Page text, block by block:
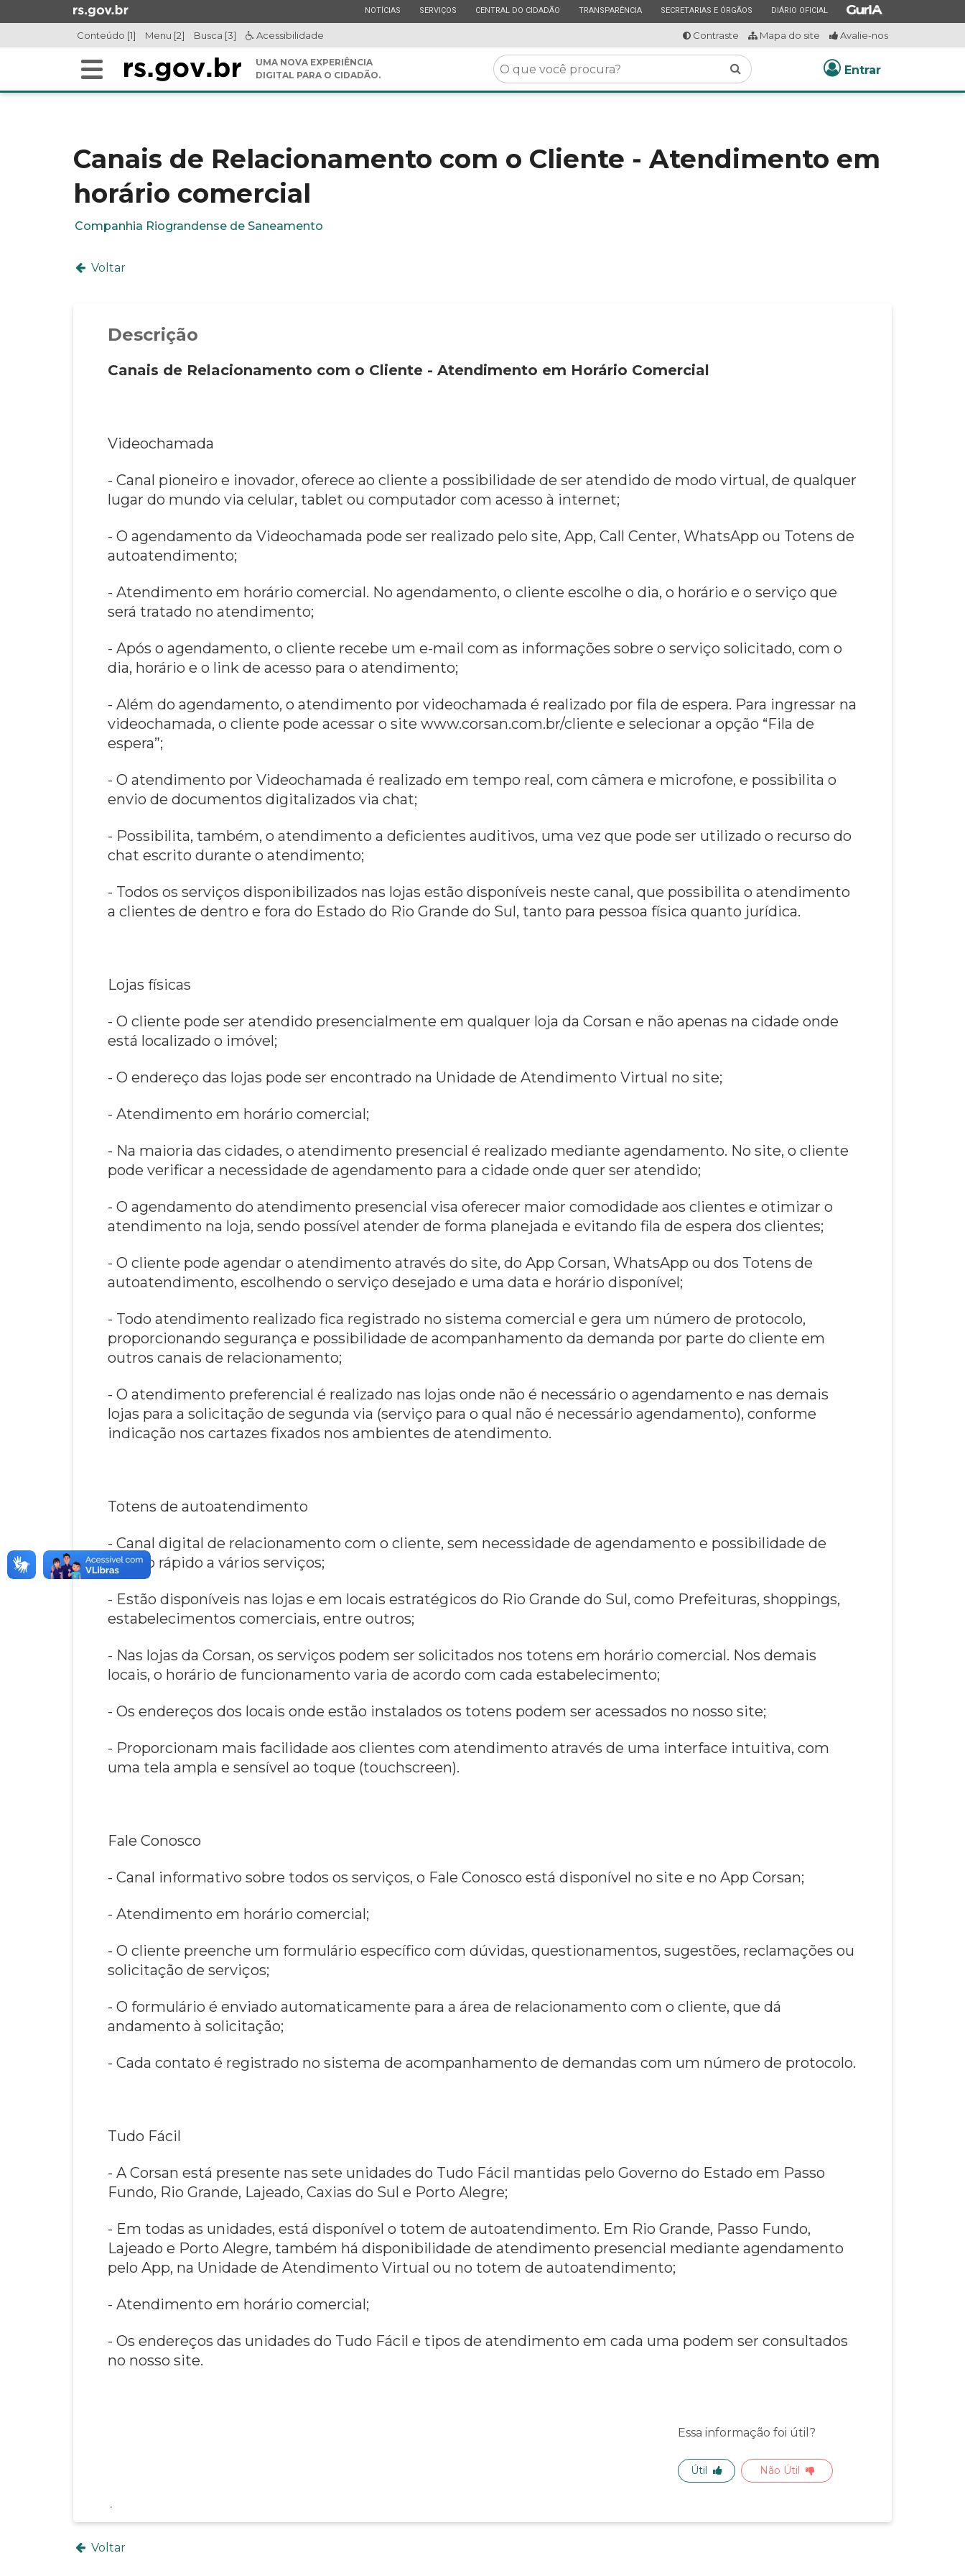
para
para
ESTADO
NOTÍCIAS ESTADO
SERVIÇOS ESTADO
CENTRAL DO CIDADÃO ESTADO
TRANSPARÊNCIA ESTADO
SECRETARIAS E ÓRGÃOS ESTADO
DIÁRIO OFICIAL ESTADO
Conteúdo [1] Menu [2] Busca [3] Acessibilidade Contraste Mapa do site Avalie-nos
Alterna
UMA NOVA EXPERIÊNCIA
DIGITAL PARA O CIDADÃO.
O
que
você
Buscar Entrar
Canais de Relacionamento com o Cliente - Atendimento em
horário comercial
Companhia Riograndense de Saneamento
Voltar
Descrição
Canais de Relacionamento com o Cliente - Atendimento em Horário Comercial
Videochamada
- Canal pioneiro e inovador, oferece ao cliente a possibilidade de ser atendido de modo virtual, de qualquer
lugar do mundo via celular, tablet ou computador com acesso à internet;
- O agendamento da Videochamada pode ser realizado pelo site, App, Call Center, WhatsApp ou Totens de
autoatendimento;
- Atendimento em horário comercial. No agendamento, o cliente escolhe o dia, o horário e o serviço que
será tratado no atendimento;
- Após o agendamento, o cliente recebe um e-mail com as informações sobre o serviço solicitado, com o
dia, horário e o link de acesso para o atendimento;
- Além do agendamento, o atendimento por videochamada é realizado por fila de espera. Para ingressar na
videochamada, o cliente pode acessar o site www.corsan.com.br/cliente e selecionar a opção “Fila de
espera”;
- O atendimento por Videochamada é realizado em tempo real, com câmera e microfone, e possibilita o
envio de documentos digitalizados via chat;
- Possibilita, também, o atendimento a deficientes auditivos, uma vez que pode ser utilizado o recurso do
chat escrito durante o atendimento;
- Todos os serviços disponibilizados nas lojas estão disponíveis neste canal, que possibilita o atendimento
a clientes de dentro e fora do Estado do Rio Grande do Sul, tanto para pessoa física quanto jurídica.
Lojas físicas
- O cliente pode ser atendido presencialmente em qualquer loja da Corsan e não apenas na cidade onde
está localizado o imóvel;
- O endereço das lojas pode ser encontrado na Unidade de Atendimento Virtual no site;
- Atendimento em horário comercial;
- Na maioria das cidades, o atendimento presencial é realizado mediante agendamento. No site, o cliente
pode verificar a necessidade de agendamento para a cidade onde quer ser atendido;
- O agendamento do atendimento presencial visa oferecer maior comodidade aos clientes e otimizar o
atendimento na loja, sendo possível atender de forma planejada e evitando fila de espera dos clientes;
- O cliente pode agendar o atendimento através do site, do App Corsan, WhatsApp ou dos Totens de
autoatendimento, escolhendo o serviço desejado e uma data e horário disponível;
- Todo atendimento realizado fica registrado no sistema comercial e gera um número de protocolo,
proporcionando segurança e possibilidade de acompanhamento da demanda por parte do cliente em
outros canais de relacionamento;
- O atendimento preferencial é realizado nas lojas onde não é necessário o agendamento e nas demais
lojas para a solicitação de segunda via (serviço para o qual não é necessário agendamento), conforme
indicação nos cartazes fixados nos ambientes de atendimento.
Totens de autoatendimento
- Canal digital de relacionamento com o cliente, sem necessidade de agendamento e possibilidade de
acesso rápido a vários serviços;
- Estão disponíveis nas lojas e em locais estratégicos do Rio Grande do Sul, como Prefeituras, shoppings,
estabelecimentos comerciais, entre outros;
- Nas lojas da Corsan, os serviços podem ser solicitados nos totens em horário comercial. Nos demais
locais, o horário de funcionamento varia de acordo com cada estabelecimento;
- Os endereços dos locais onde estão instalados os totens podem ser acessados no nosso site;
- Proporcionam mais facilidade aos clientes com atendimento através de uma interface intuitiva, com
uma tela ampla e sensível ao toque (touchscreen).
Fale Conosco
- Canal informativo sobre todos os serviços, o Fale Conosco está disponível no site e no App Corsan;
- Atendimento em horário comercial;
- O cliente preenche um formulário específico com dúvidas, questionamentos, sugestões, reclamações ou
solicitação de serviços;
- O formulário é enviado automaticamente para a área de relacionamento com o cliente, que dá
andamento à solicitação;
- Cada contato é registrado no sistema de acompanhamento de demandas com um número de protocolo.
Tudo Fácil
- A Corsan está presente nas sete unidades do Tudo Fácil mantidas pelo Governo do Estado em Passo
Fundo, Rio Grande, Lajeado, Caxias do Sul e Porto Alegre;
- Em todas as unidades, está disponível o totem de autoatendimento. Em Rio Grande, Passo Fundo,
Lajeado e Porto Alegre, também há disponibilidade de atendimento presencial mediante agendamento
pelo App, na Unidade de Atendimento Virtual ou no totem de autoatendimento;
- Atendimento em horário comercial;
- Os endereços das unidades do Tudo Fácil e tipos de atendimento em cada uma podem ser consultados
no nosso site.
Essa informação foi útil?
Útil Não Útil
Voltar